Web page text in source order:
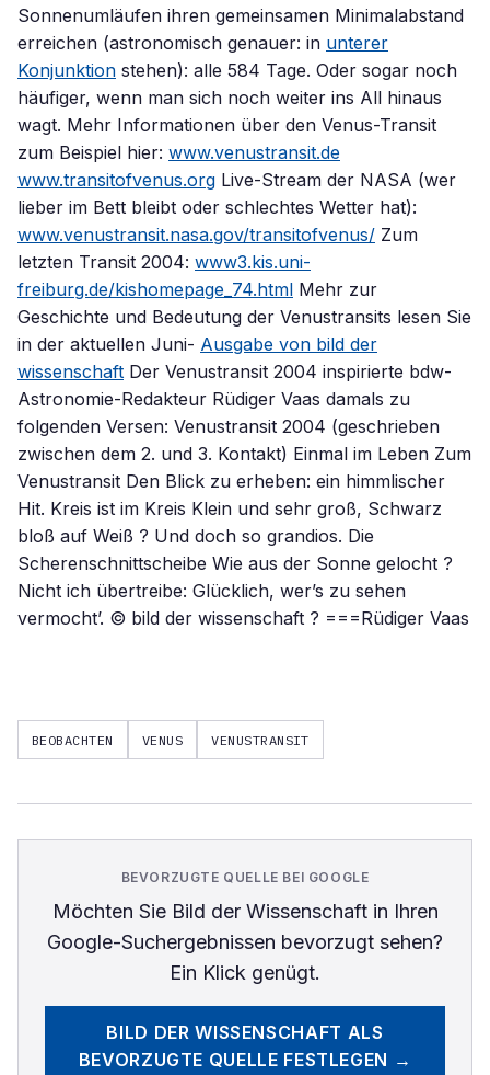
Sonnenumläufen ihren gemeinsamen Minimalabstand
erreichen (astronomisch genauer: in unterer
Konjunktion stehen): alle 584 Tage. Oder sogar noch
häufiger, wenn man sich noch weiter ins All hinaus
wagt. Mehr Informationen über den Venus-Transit
zum Beispiel hier: www.venustransit.de
www.transitofvenus.org Live-Stream der NASA (wer
lieber im Bett bleibt oder schlechtes Wetter hat):
www.venustransit.nasa.gov/transitofvenus/ Zum
letzten Transit 2004: www3.kis.uni-
freiburg.de/kishomepage_74.html Mehr zur
Geschichte und Bedeutung der Venustransits lesen Sie
in der aktuellen Juni- Ausgabe von bild der
wissenschaft Der Venustransit 2004 inspirierte bdw-
Astronomie-Redakteur Rüdiger Vaas damals zu
folgenden Versen: Venustransit 2004 (geschrieben
zwischen dem 2. und 3. Kontakt) Einmal im Leben Zum
Venustransit Den Blick zu erheben: ein himmlischer
Hit. Kreis ist im Kreis Klein und sehr groß, Schwarz
bloß auf Weiß ? Und doch so grandios. Die
Scherenschnittscheibe Wie aus der Sonne gelocht ?
Nicht ich übertreibe: Glücklich, wer’s zu sehen
vermocht’. © bild der wissenschaft ? ===Rüdiger Vaas
BEOBACHTEN VENUS VENUSTRANSIT
BEVORZUGTE QUELLE BEI GOOGLE
Möchten Sie Bild der Wissenschaftin Ihren
Google-Suchergebnissen bevorzugt sehen?
Ein Klick genügt.
BILD DER WISSENSCHAFT ALS
BEVORZUGTE QUELLE FESTLEGEN →